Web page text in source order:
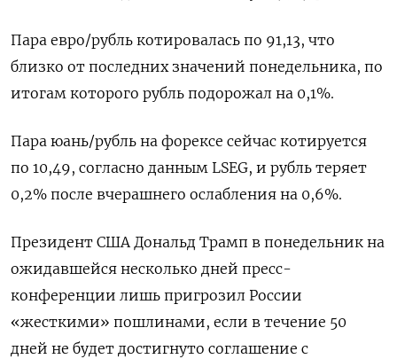
Пара евро/рубль котировалась по 91,13, что
близко от последних значений понедельника, по
итогам которого рубль подорожал на 0,1%.
Пара юань/рубль на форексе сейчас котируется
по 10,49, согласно данным LSEG, и рубль теряет
0,2% после вчерашнего ослабления на 0,6%.
Президент США Дональд Трамп в понедельник на
ожидавшейся несколько дней пресс-
конференции лишь пригрозил России
«жесткими» пошлинами, если в течение 50
дней не будет достигнуто соглашение с